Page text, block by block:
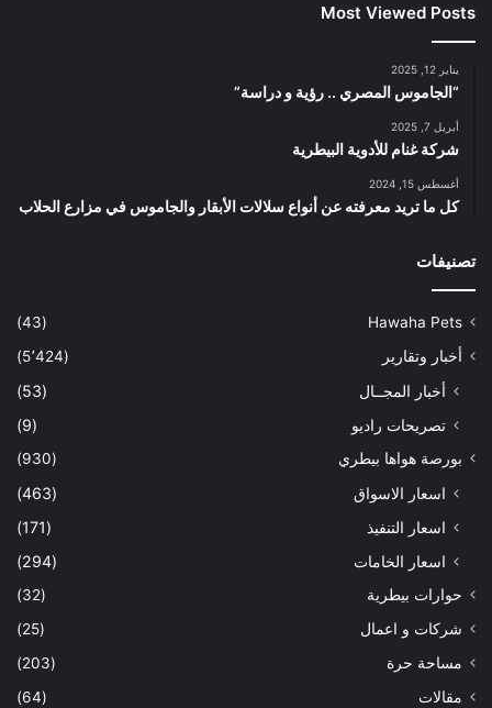
Most Viewed Posts
يناير 12, 2025
“الجاموس المصري .. رؤية و دراسة”
أبريل 7, 2025
شركة غنام للأدوية البيطرية
أغسطس 15, 2024
كل ما تريد معرفته عن أنواع سلالات الأبقار والجاموس في مزارع الحلاب
تصنيفات
Hawaha Pets
(43)
أخبار وتقارير
(5٬424)
أخبار المجــال
(53)
تصريحات راديو
(9)
بورصة هواها بيطري (930)
اسعار الاسواق
(463)
اسعار التنفيذ
(171)
اسعار الخامات
(294)
حوارات بيطرية
(32)
شركات و اعمال
(25)
مساحة حرة
(203)
مقالات
(64)